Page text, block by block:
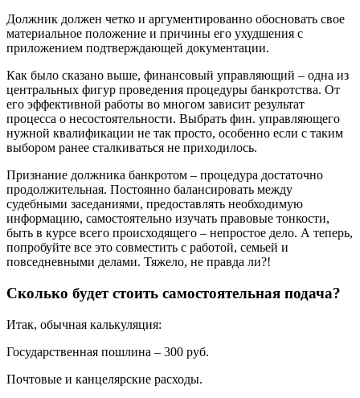
Должник должен четко и аргументированно обосновать свое
материальное положение и причины его ухудшения с
приложением подтверждающей документации.
Как было сказано выше, финансовый управляющий – одна из
центральных фигур проведения процедуры банкротства. От
его эффективной работы во многом зависит результат
процесса о несостоятельности. Выбрать фин. управляющего
нужной квалификации не так просто, особенно если с таким
выбором ранее сталкиваться не приходилось.
Признание должника банкротом – процедура достаточно
продолжительная. Постоянно балансировать между
судебными заседаниями, предоставлять необходимую
информацию, самостоятельно изучать правовые тонкости,
быть в курсе всего происходящего – непростое дело. А теперь,
попробуйте все это совместить с работой, семьей и
повседневными делами. Тяжело, не правда ли?!
Сколько будет стоить самостоятельная подача?
Итак, обычная калькуляция:
Государственная пошлина – 300 руб.
Почтовые и канцелярские расходы.